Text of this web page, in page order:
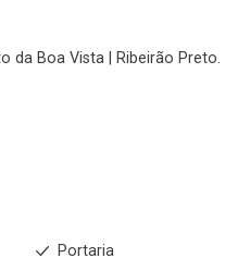
da Boa Vista | Ribeirão Preto.
Portaria